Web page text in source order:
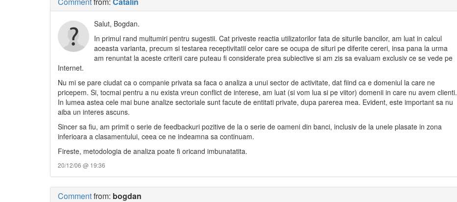
Salut, Bogdan.
In primul rand multumiri pentru sugestii. Cat priveste reactia utilizatorilor fata de siturile bancilor, am luat in calcul
aceasta varianta, precum si testarea receptivitatii celor care se ocupa de situri pe diferite cereri, insa pana la urma
am renuntat la aceste criterii care puteau fi considerate prea subiective si am zis sa evaluam exclusiv ce se vede pe
Internet.
Nu mi se pare ciudat ca o companie privata sa faca o analiza a unui sector de activitate, dat fiind ca e domeniul la care ne
pricepem. Si, tocmai pentru a nu exista vreun conflict de interese, am luat (si vom lua si pe viitor) domenii in care nu avem clienti.
In lumea astea cele mai bune analize sectoriale sunt facute de entitati private, dupa parerea mea. Evident, este important sa nu
aiba un interes ascuns.
Sincer sa fiu, am primit o serie de feedbackuri pozitive de la o serie de oameni din banci, inclusiv de la unele plasate in zona
inferioara a clasamentului, ceea ce ne indeamna sa continuam.
Fireste, metodologia de analiza poate fi oricand imbunatatita.
20/12/06 @ 19:36
Commentfrom: bogdan